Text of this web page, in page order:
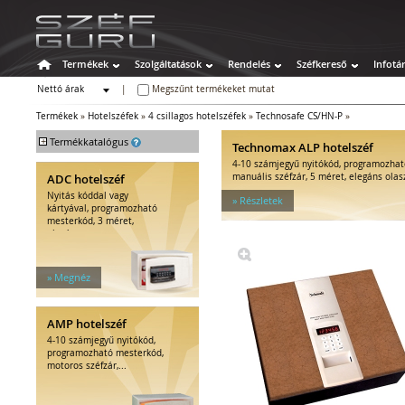
Termékek Szolgáltatások Rendelés Széfkereső Infotár
Nettó árak
Megszűnt termékeket mutat
Termékek » Hotelszéfek » 4 csillagos hotelszéfek » Technosafe CS/HN-P »
+ Termékkatalógus
Értékszéfek
Tűzálló széfek
Speciális széfek
Fegyverszekrények
2 csillagos hotelszéfek
3 csillagos hotelszéfek
4 csillagos hotelszéfek
5 csillagos hotelszéfek
Kiegészítők hotelszéfhez
Egyéb tárolók
Kiegészítők széfhez
ADC hotelszéf
Nyitás kóddal vagy
kártyával, programozható
mesterkód, 3 méret,
elegáns...
» Megnéz
AMP hotelszéf
4-10 számjegyű nyitókód,
programozható mesterkód,
motoros széfzár,...
Technomax ALP hotelszéf
4-10 számjegyű nyitókód,
manuális széfzár, 5 méret, elegáns
» Részletek